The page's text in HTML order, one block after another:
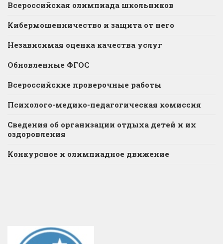
Всероссийская олимпиада школьников
Кибермошенничество и защита от него
Независимая оценка качества услуг
Обновленные ФГОС
Всероссийские проверочные работы
Психолого-медико-педагогическая комиссия
Сведения об организации отдыха детей и их
оздоровления
Конкурсное и олимпиадное движение